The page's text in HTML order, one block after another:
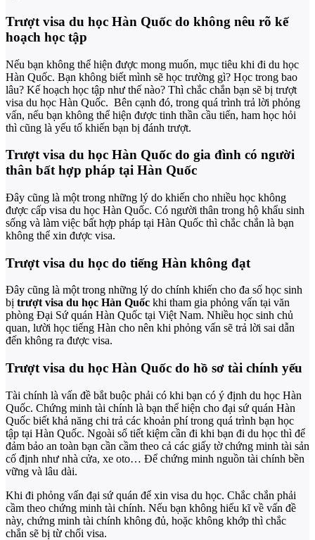
Trượt visa du học Hàn Quốc do không nêu rõ kế
hoạch học tập
Nếu bạn không thể hiện được mong muốn, mục tiêu khi đi du học
Hàn Quốc. Bạn không biết mình sẽ học trường gì? Học trong bao
lâu? Kế hoạch học tập như thế nào? Thì chắc chắn bạn sẽ bị trượt
visa du học Hàn Quốc. Bên cạnh đó, trong quá trình trả lời phỏng
vấn, nếu bạn không thể hiện được tinh thần cầu tiến, ham học hỏi
thì cũng là yếu tố khiến bạn bị đánh trượt.
Trượt visa du học Hàn Quốc do gia đình có người
thân bất hợp pháp tại Hàn Quốc
Đây cũng là một trong những lý do khiến cho nhiều học không
được cấp visa du học Hàn Quốc. Có người thân trong hộ khẩu sinh
sống và làm việc bất hợp pháp tại Hàn Quốc thì chắc chắn là bạn
không thể xin được visa.
Trượt visa du học do tiếng Hàn không đạt
Đây cũng là một trong những lý do chính khiến cho đa số học sinh
bị trượt visa du học Hàn Quốc khi tham gia phỏng vấn tại văn
phòng Đại Sứ quán Hàn Quốc tại Việt Nam. Nhiều học sinh chủ
quan, lười học tiếng Hàn cho nên khi phỏng vấn sẽ trả lời sai dẫn
đến không ra được visa.
Trượt visa du học Hàn Quốc do hồ sơ tài chính yếu
Tài chính là vấn đề bắt buộc phải có khi bạn có ý định du học Hàn
Quốc. Chứng minh tài chính là bạn thể hiện cho đại sứ quán Hàn
Quốc biết khả năng chi trả các khoản phí trong quá trình bạn học
tập tại Hàn Quốc. Ngoài sổ tiết kiệm cần đi khi bạn đi du học thì để
đảm bảo an toàn bạn cần cầm theo cả các giấy tờ chứng minh tài sản
cố định như nhà cửa, xe oto… Để chứng minh nguồn tài chính bền
vững và lâu dài.
Khi đi phỏng vấn đại sứ quán để xin visa du học. Chắc chắn phải
cầm theo chứng minh tài chính. Nếu bạn không hiểu kĩ về vấn đề
này, chứng minh tài chính không đủ, hoặc không khớp thì chắc
chắn sẽ bị từ chối visa.